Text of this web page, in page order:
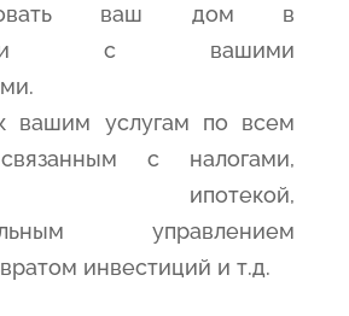
ваш дом в
с вашими
вашим услугам по всем
с налогами,
ипотекой,
управлением
инвестиций и т.д.